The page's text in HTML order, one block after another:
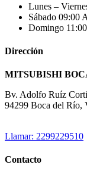
Lunes –
Sábado 09:00
Domingo
Dirección
MITSUBISHI
Bv. Adolfo Ruíz
94299 Boca del Río,
Llamar: 2299229510
Contacto